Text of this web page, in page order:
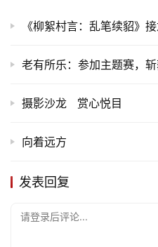
《柳絮村言：乱笔续貂》
老有所乐：参加主题赛，
摄影沙龙 赏心悦目
向着远方
发表回复
请登录后评论...